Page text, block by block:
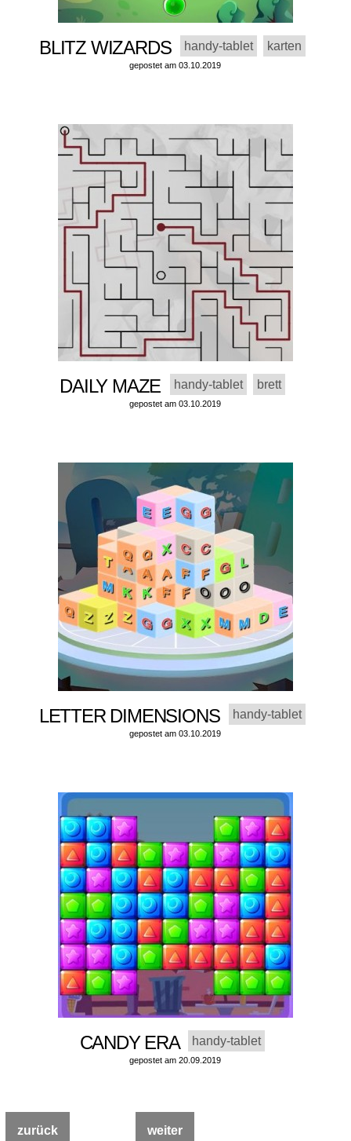
BLITZ WIZARDS handy-tablet karten
gepostet am 03.10.2019
DAILY MAZE handy-tablet brett
gepostet am 03.10.2019
LETTER DIMENSIONS handy-tablet
gepostet am 03.10.2019
CANDY ERA handy-tablet
gepostet am 20.09.2019
zurück weiter